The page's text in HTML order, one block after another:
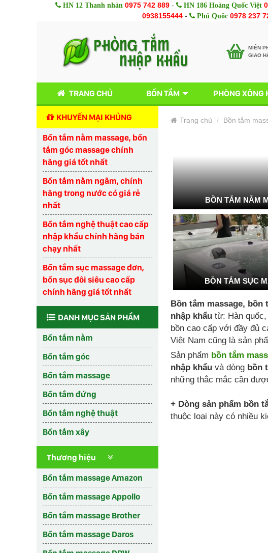
HN 12 Thanh nhàn 0975 742 889 - HN 186 Hoàng Quốc Việt
0938155444- Phú Quốc 0978 237
MIÊN
GIAO
TRANG CHỦ BỒN TẮM PHÒNG XÔNG
KHUYẾN MẠI KHỦNG
Bồn tắm nằm massage, bồn
tắm góc massage chính
hãng giá tốt nhất
Bồn tắm nằm ngâm, chính
hãng trong nước có giá rẻ
nhất
Bồn tắm nghệ thuật cao cấp
nhập khẩu chính hãng bán
chạy nhất
Bồn tắm sục massage đơn,
bồn sục đôi siêu cao cấp
chính hãng giá tốt nhất
DANH MỤC SẢN PHẨM
Bồn tắm nằm
Bồn tắm góc
Bồn tắm massage
Bồn tắm đứng
Bồn tắm nghệ thuật
Bồn tắm xây
Thương hiệu
Bồn tắm massage Amazon
Bồn tắm massage Appollo
Bồn tắm massage Brother
Bồn tắm massage Daros
Trang chủ Bồn tắm
BỒN TẮM NẰM
BỒN TẮM SỤC
Bồn tắm massage, bồn
nhập khẩu từ: Hàn
bồn cao cấp với đầy đủ
Việt Nam cũng là sản
Sản phẩm bồn tắm
nhập khẩu và dòng bồn
những thắc mắc cần
+ Dòng sản phẩm bồn
thuộc loại này có nhiều